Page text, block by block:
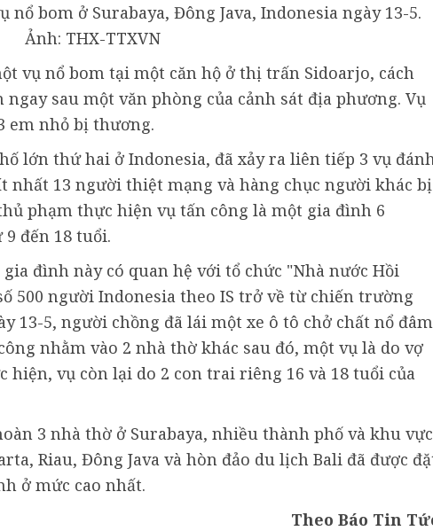
bom ở Surabaya, Đông Java, Indonesia ngày 13-5.
Ảnh: THX-TTXVN
vụ nổ bom tại một căn hộ ở thị trấn Sidoarjo, cách
ngay sau một văn phòng của cảnh sát địa phương. Vụ
em nhỏ bị thương.
lớn thứ hai ở Indonesia, đã xảy ra liên tiếp 3 vụ
nhất 13 người thiệt mạng và hàng chục người khác bị
phạm thực hiện vụ tấn công là một gia đình 6
đến 18 tuổi.
đình này có quan hệ với tổ chức "Nhà nước Hồi
500 người Indonesia theo IS trở về từ chiến trường
13-5, người chồng đã lái một xe ô tô chở chất nổ đâm
nhằm vào 2 nhà thờ khác sau đó, một vụ là do vợ
hiện, vụ còn lại do 2 con trai riêng 16 và 18 tuổi của
3 nhà thờ ở Surabaya, nhiều thành phố và khu vực
Riau, Đông Java và hòn đảo du lịch Bali đã được
ở mức cao nhất.
Theo Báo Tin